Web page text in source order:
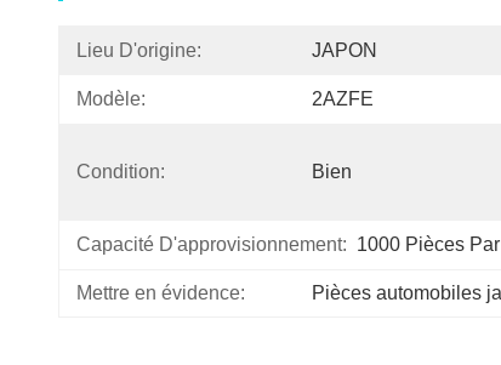
Lieu D'origine: JAPON
Modèle: 2AZFE
Condition: Bien
Capacité D'approvisionnement: 1000 Pièces
Mettre en évidence: Pièces automobiles